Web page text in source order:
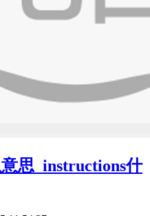
思_instructions什